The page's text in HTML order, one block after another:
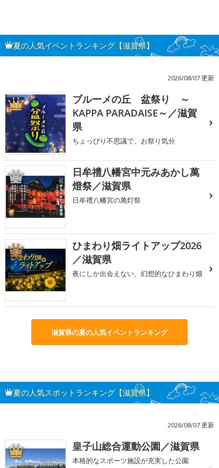
夏の人気イベントランキング【滋賀県】
2026/08/07 更新
1
ブルーメの丘 盆祭り ～
KAPPA PARADAISE～／滋賀
県
ちょっぴり不思議で、お祭り気分
2
日牟禮八幡宮中元みあかし萬
燈祭／滋賀県
日牟禮八幡宮の萬灯祭
3
ひまわり畑ライトアップ2026
／滋賀県
夜にしか出会えない、幻想的なひまわり畑
滋賀県の夏の人気イベントランキング
夏の人気スポットランキング【滋賀県】
2026/08/07 更新
1 皇子山総合運動公園／滋賀県
本格的なスポーツ施設が充実した公園